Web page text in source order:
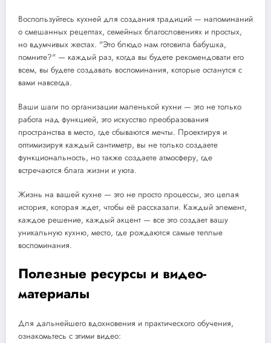
Воспользуйтесь кухней для создания традиций — напоминаний
о смешанных рецептах, семейных благословениях и простых,
но вдумчивых жестах. "Это блюдо нам готовила бабушка,
помните?" — каждый раз, когда вы будете рекомендовати его
всем, вы будете создавать воспоминания, которые останутся с
вами навсегда.
Ваши шаги по организации маленькой кухни — это не только
работа над функцией, это искусство преобразования
пространства в место, где сбываются мечты. Проектируя и
оптимизируя каждый сантиметр, вы не только создаете
функциональность, но также создаете атмосферу, где
встречаются блага жизни и уюта.
Жизнь на вашей кухне — это не просто процессы, это целая
история, которая ждет, чтобы её рассказали. Каждый элемент,
каждое решение, каждый акцент — все это создает вашу
уникальную кухню, место, где рождаются самые теплые
воспоминания.
Полезные ресурсы и видео-
материалы
Для дальнейшего вдохновения и практического обучения,
ознакомьтесь с этими видео: